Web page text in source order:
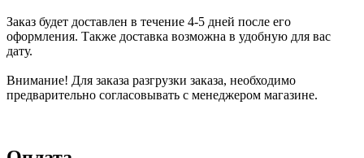
Заказ будет доставлен в течение 4-5 дней после его
оформления. Также доставка возможна в удобную для вас
дату.
Внимание! Для заказа разгрузки заказа, необходимо
предварительно согласовывать с менеджером магазине.